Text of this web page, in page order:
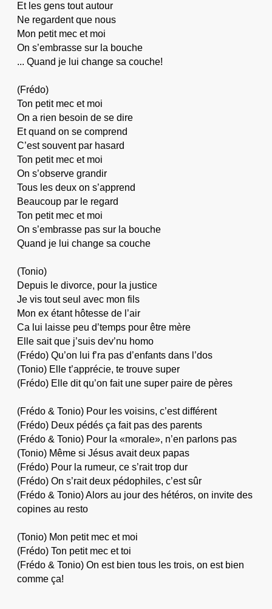
Et les gens tout autour
Ne regardent que nous
Mon petit mec et moi
On s’embrasse sur la bouche
... Quand je lui change sa couche!
(Frédo)
Ton petit mec et moi
On a rien besoin de se dire
Et quand on se comprend
C’est souvent par hasard
Ton petit mec et moi
On s’observe grandir
Tous les deux on s’apprend
Beaucoup par le regard
Ton petit mec et moi
On s’embrasse pas sur la bouche
Quand je lui change sa couche
(Tonio)
Depuis le divorce, pour la justice
Je vis tout seul avec mon fils
Mon ex étant hôtesse de l’air
Ca lui laisse peu d’temps pour être mère
Elle sait que j’suis dev’nu homo
(Frédo) Qu’on lui f’ra pas d’enfants dans l’dos
(Tonio) Elle t’apprécie, te trouve super
(Frédo) Elle dit qu’on fait une super paire de pères
(Frédo & Tonio) Pour les voisins, c’est différent
(Frédo) Deux pédés ça fait pas des parents
(Frédo & Tonio) Pour la «morale», n’en parlons pas
(Tonio) Même si Jésus avait deux papas
(Frédo) Pour la rumeur, ce s’rait trop dur
(Frédo) On s’rait deux pédophiles, c’est sûr
(Frédo & Tonio) Alors au jour des hétéros, on invite des
copines au resto
(Tonio) Mon petit mec et moi
(Frédo) Ton petit mec et toi
(Frédo & Tonio) On est bien tous les trois, on est bien
comme ça!